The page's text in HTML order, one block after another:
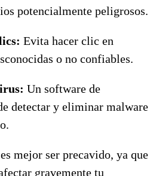
potencialmente peligrosos.
Evita hacer clic en
o no confiables.
Un software de
detectar y eliminar malware
mejor ser precavido, ya que
gravemente tu